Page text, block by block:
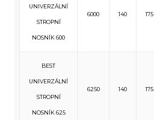
UNIVERZÁLNÍ
STROPNÍ
NOSNÍK 600
6000 140 175
BEST
UNIVERZÁLNÍ
STROPNÍ
NOSNÍK 625
6250 140 175